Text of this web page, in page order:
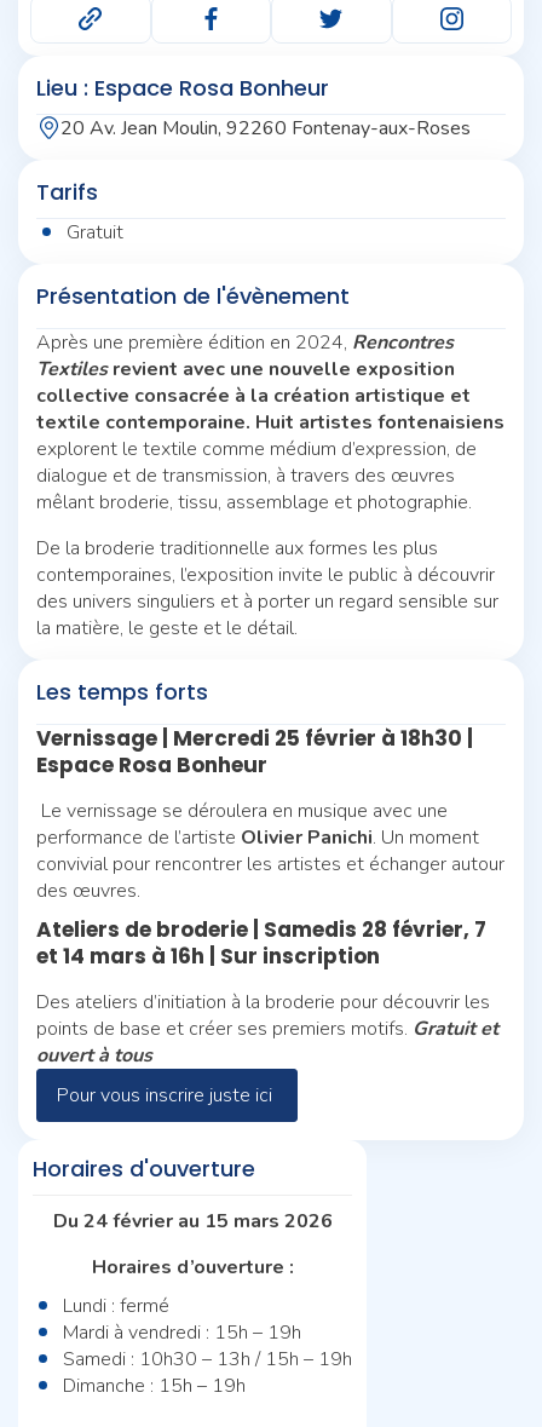
Lieu : Espace Rosa Bonheur
20 Av. Jean Moulin, 92260 Fontenay-aux-Roses
Tarifs
Gratuit
Présentation de l'évènement
Après une première édition en 2024, Rencontres
Textilesrevient avec une nouvelle exposition
collective consacrée à la création artistique et
textile contemporaine. Huit artistes fontenaisiens
explorent le textile comme médium d’expression, de
dialogue et de transmission, à travers des œuvres
mêlant broderie, tissu, assemblage et photographie.
De la broderie traditionnelle aux formes les plus
contemporaines, l’exposition invite le public à découvrir
des univers singuliers et à porter un regard sensible sur
la matière, le geste et le détail.
Les temps forts
Vernissage | Mercredi 25 février à 18h30
Espace Rosa Bonheur
Le vernissage se déroulera en musique avec une
performance de l’artiste Olivier Panichi. Un moment
convivial pour rencontrer les artistes et échanger autour
des œuvres.
Ateliers de broderie | Samedis 28 février, 7
et 14 mars à 16h
Sur inscription
Des ateliers d’initiation à la broderie pour découvrir les
points de base et créer ses premiers motifs. Gratuit et
ouvert à tous
Pour vous inscrire juste ici
Horaires d'ouverture
Du 24 février au 15 mars 2026
Horaires d’ouverture :
Lundi : fermé
Mardi à vendredi : 15h – 19h
Samedi : 10h30 – 13h / 15h – 19h
Dimanche : 15h – 19h